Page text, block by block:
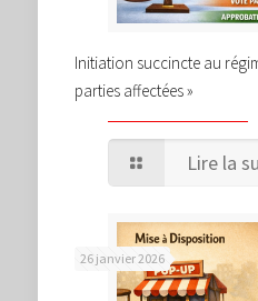
Initiation succincte au
parties affectées »
Lire la
26 janvier 2026